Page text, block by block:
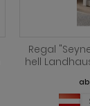
Regal
hell
ab